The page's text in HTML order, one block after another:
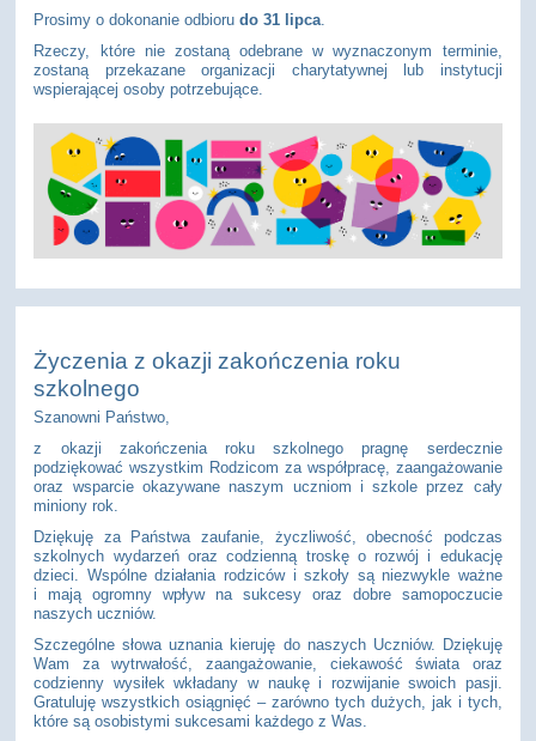
Prosimy o dokonanie odbiorudo 31 lipca.
Rzeczy, które nie zostaną odebrane w wyznaczonym terminie,
zostaną przekazane organizacji charytatywnej lub instytucji
wspierającej osoby potrzebujące.
Życzenia z okazji zakończenia roku
szkolnego
Szanowni Państwo,
z okazji zakończenia roku szkolnego pragnę serdecznie
podziękować wszystkim Rodzicom za współpracę, zaangażowanie
oraz wsparcie okazywane naszym uczniom i szkole przez cały
miniony rok.
Dziękuję za Państwa zaufanie, życzliwość, obecność podczas
szkolnych wydarzeń oraz codzienną troskę o rozwój i edukację
dzieci. Wspólne działania rodziców i szkoły są niezwykle ważne
i mają ogromny wpływ na sukcesy oraz dobre samopoczucie
naszych uczniów.
Szczególne słowa uznania kieruję do naszych Uczniów. Dziękuję
Wam za wytrwałość, zaangażowanie, ciekawość świata oraz
codzienny wysiłek wkładany w naukę i rozwijanie swoich pasji.
Gratuluję wszystkich osiągnięć – zarówno tych dużych, jak i tych,
które są osobistymi sukcesami każdego z Was.